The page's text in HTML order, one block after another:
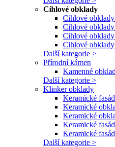
Cihlové obklady
Cihlové
Cihlové
Cihlové
Cihlové
Další kategorie >
Přírodní kámen
Kamenné
Další kategorie >
Klinker obklady
Keramické
Keramické
Keramické
Keramické
Keramické
Další kategorie >